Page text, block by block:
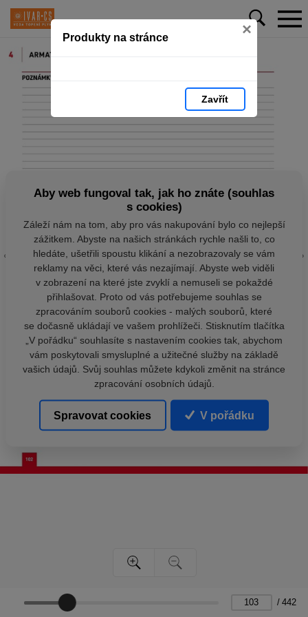
Produkty na stránce ×
Zavřít
/ 442
Aby web fungoval tak, jak ho znáte (souhlas
s cookies)
Záleží nám na tom, aby pro vás nakupování bylo co nejlepší
zážitkem. Abyste na našich stránkách rychle našli to, co
hledáte, ušetřili spoustu klikání a nezobrazovaly se vám
reklamy na věci, které vás nezajímají. Abyste web viděli
v zobrazení na které jste zvyklí a nemuseli se pokaždé
přihlašovat. Proto od vás potřebujeme souhlas se
zpracováním souborů cookies - malých souborů, které
se dočasně ukládají ve vašem prohlížeči. Stisknutím tlačítka
„V pořádku“ souhlasíte s nastavením cookies tak, abychom
vám poskytovali smysluplné a užitečné služby na základě
vašich údajů. Svůj souhlas můžete kdykoli změnit na stránce
zpracování osobních údajů.
Spravovat cookies V pořádku